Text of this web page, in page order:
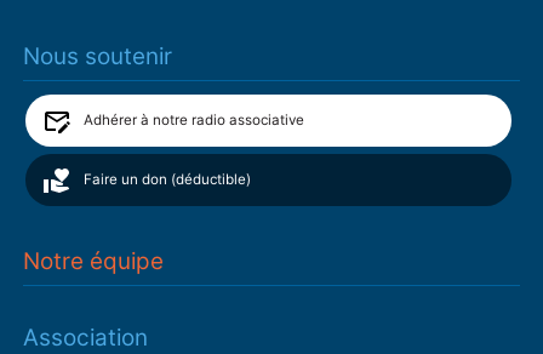
Nous soutenir
Adhérer à notre radio associative
Faire un don (déductible)
Notre équipe
Association